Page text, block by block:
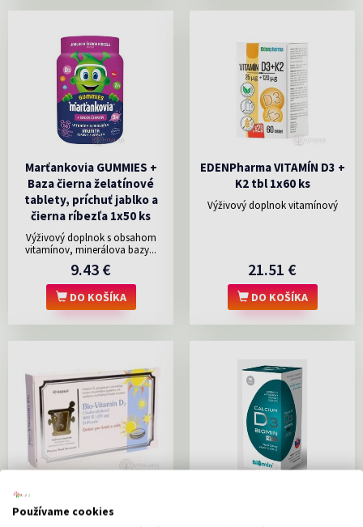
Používame cookies
Marťankovia GUMMIES +
Baza čierna želatínové
tablety, príchuť jablko a
čierna ríbezľa 1x50 ks
Výživový doplnok s obsahom
vitamínov, minerálova bazy...
9.43 €
DO KOŠÍKA
EDENPharma VITAMÍN D3 +
K2 tbl 1x60 ks
Výživový doplnok vitamínový
21.51 €
DO KOŠÍKA
(cholecalciferol 800 IU)